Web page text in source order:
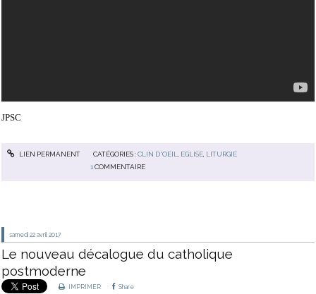
JPSC
LIEN PERMANENT CATÉGORIES :CLIN D'OEIL EGLISE, LITURGIE
1 COMMENTAIRE
samedi 22 avril 2017
Le nouveau décalogue du catholique
postmoderne
IMPRIMER Share